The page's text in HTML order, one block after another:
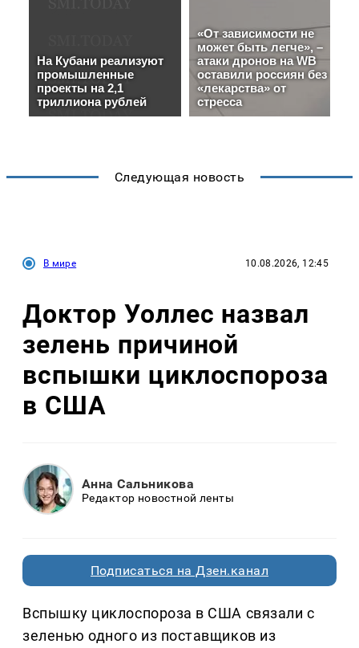
Следующая новость
В мире 10.08.2026, 12:45
Доктор Уоллес назвал
зелень причиной
вспышки циклоспороза
в США
Анна Сальникова
Редактор новостной ленты
Подписаться на Дзен.канал
Вспышку циклоспороза в США связали с
зеленью одного из поставщиков из